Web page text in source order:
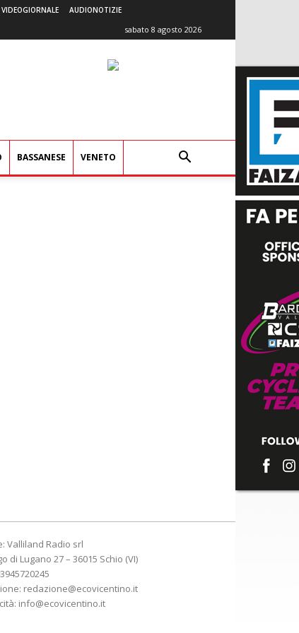
VIDEOGIORNALE AUDIONOTIZIE
sabato 8 agosto 2026
BASSANESE VENETO
Valliland Radio srl
di Lugano 27 – 36015 Schio (VI)
redazione@ecovicentino.it
info@ecovicentino.it